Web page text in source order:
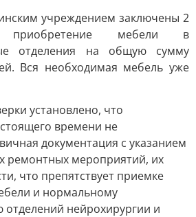
учреждением заключены 2
приобретение мебели в
отделения на общую сумму
Вся необходимая мебель уже
установлено, что
времени не
документация с указанием
ремонтных мероприятий, их
что препятствует приемке
и нормальному
нейрохирургии и